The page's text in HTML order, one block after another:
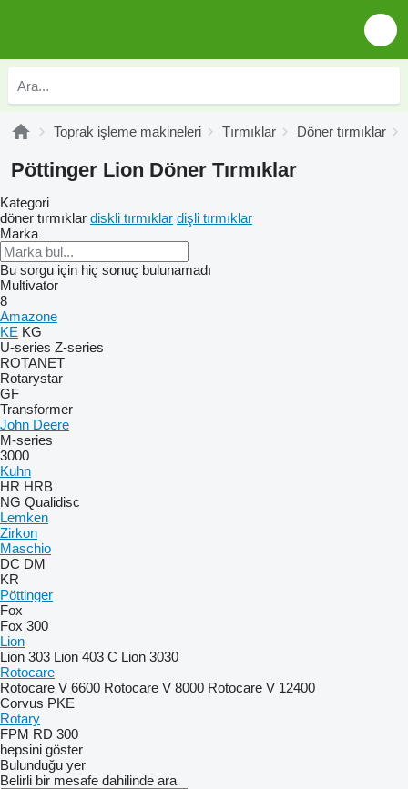
Toprak işleme makineleri Tırmıklar Döner tırmıklar
Pöttinger Lion Döner Tırmıklar
Kategori
döner tırmıklar diskli tırmıklar dişli tırmıklar
Marka
Bu sorgu için hiç sonuç bulunamadı
Multivator
8
Amazone
KE KG
U-series Z-series
ROTANET
Rotarystar
GF
Transformer
John Deere
M-series
3000
Kuhn
HR HRB
NG Qualidisc
Lemken
Zirkon
Maschio
DC DM
KR
Pöttinger
Fox
Fox 300
Lion
Lion 303 Lion 403 C Lion 3030
Rotocare
Rotocare V 6600 Rotocare V 8000 Rotocare V 12400
Corvus PKE
Rotary
FPM RD 300
hepsini göster
Bulunduğu yer
Belirli bir mesafe dahilinde ara